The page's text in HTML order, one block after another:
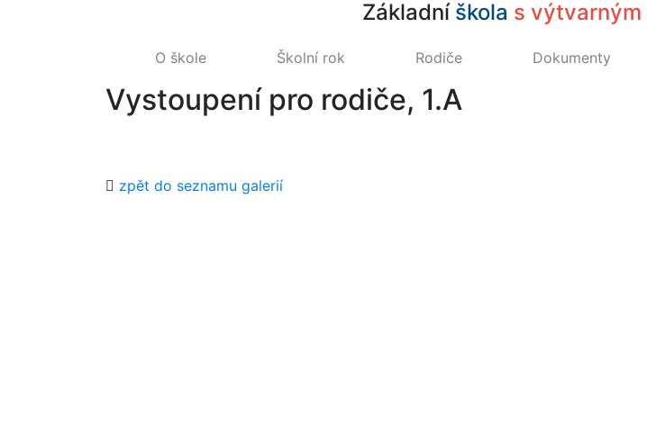
Základní škola s výtvarným
O škole Školní rok Rodiče Dokumenty
Vystoupení pro rodiče, 1.A
zpět do seznamu galerií